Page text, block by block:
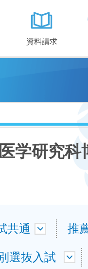
資料請求
学研究科
共通 推
選抜入試